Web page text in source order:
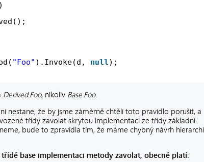
"Foo" ).Invoke(d, null );
Derived.Foo, nikoliv Base.Foo.
nestane, že by jsme záměrně chtěli toto pravidlo porušit, a
třídy zavolat skrytou implementaci ze třídy základní.
bude to zpravidla tím, že máme chybný návrh
base implementaci metody zavolat, obecně platí: